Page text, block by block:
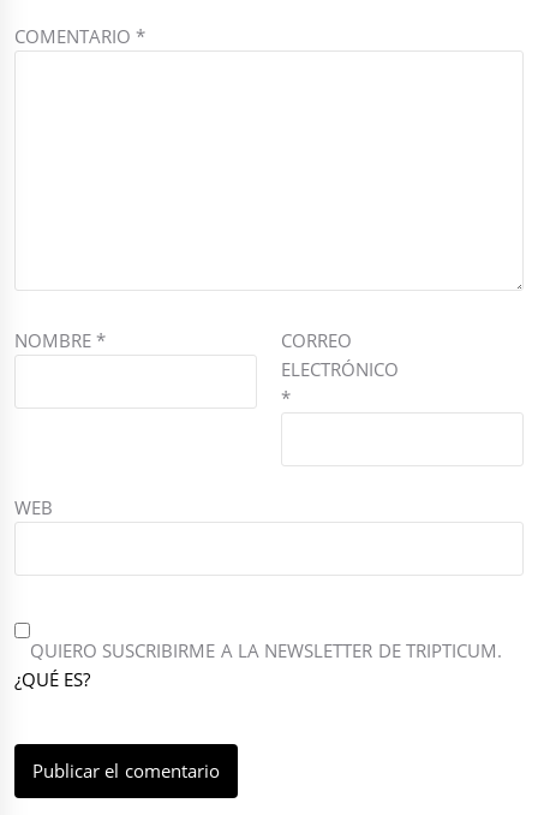
COMENTARIO*
NOMBRE*
CORREO
ELECTRÓNICO
*
WEB
QUIERO SUSCRIBIRME A LA NEWSLETTER DE TRIPTICUM.
¿QUÉ ES?